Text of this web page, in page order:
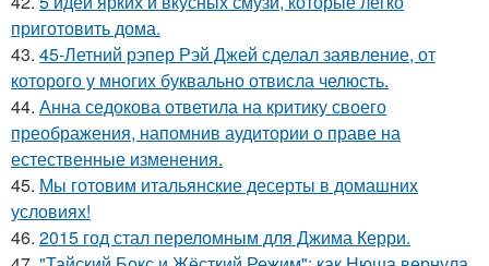
приготовить дома.
43. 45-Летний рэпер Рэй Джей сделал заявление, от
которого у многих буквально отвисла челюсть.
44. Анна седокова ответила на критику своего
преображения, напомнив аудитории о праве на
естественные изменения.
45. Мы готовим итальянские десерты в домашних
условиях!
46. 2015 год стал переломным для Джима Керри.